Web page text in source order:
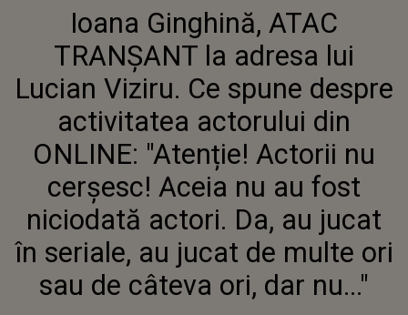
TRANȘANT LA ADRESA LUI
LUCIAN VIZIRU. CE SPUNE
DESPRE ACTIVITATEA
ACTORULUI DIN ONLINE:
"ATENȚIE! ACTORII NU CERȘESC!
ACEIA NU AU FOST NICIODATĂ
ACTORI. DA, AU JUCAT ÎN
SERIALE, AU JUCAT DE MULTE
ORI SAU DE CÂTEVA ORI, DAR
NU..."
Ioana Ginghină, ATAC
TRANȘANT la adresa lui
Lucian Viziru. Ce spune despre
activitatea actorului din
ONLINE: "Atenție! Actorii nu
cerșesc! Aceia nu au fost
niciodată actori. Da, au jucat
în seriale, au jucat de multe ori
sau de câteva ori, dar nu..."